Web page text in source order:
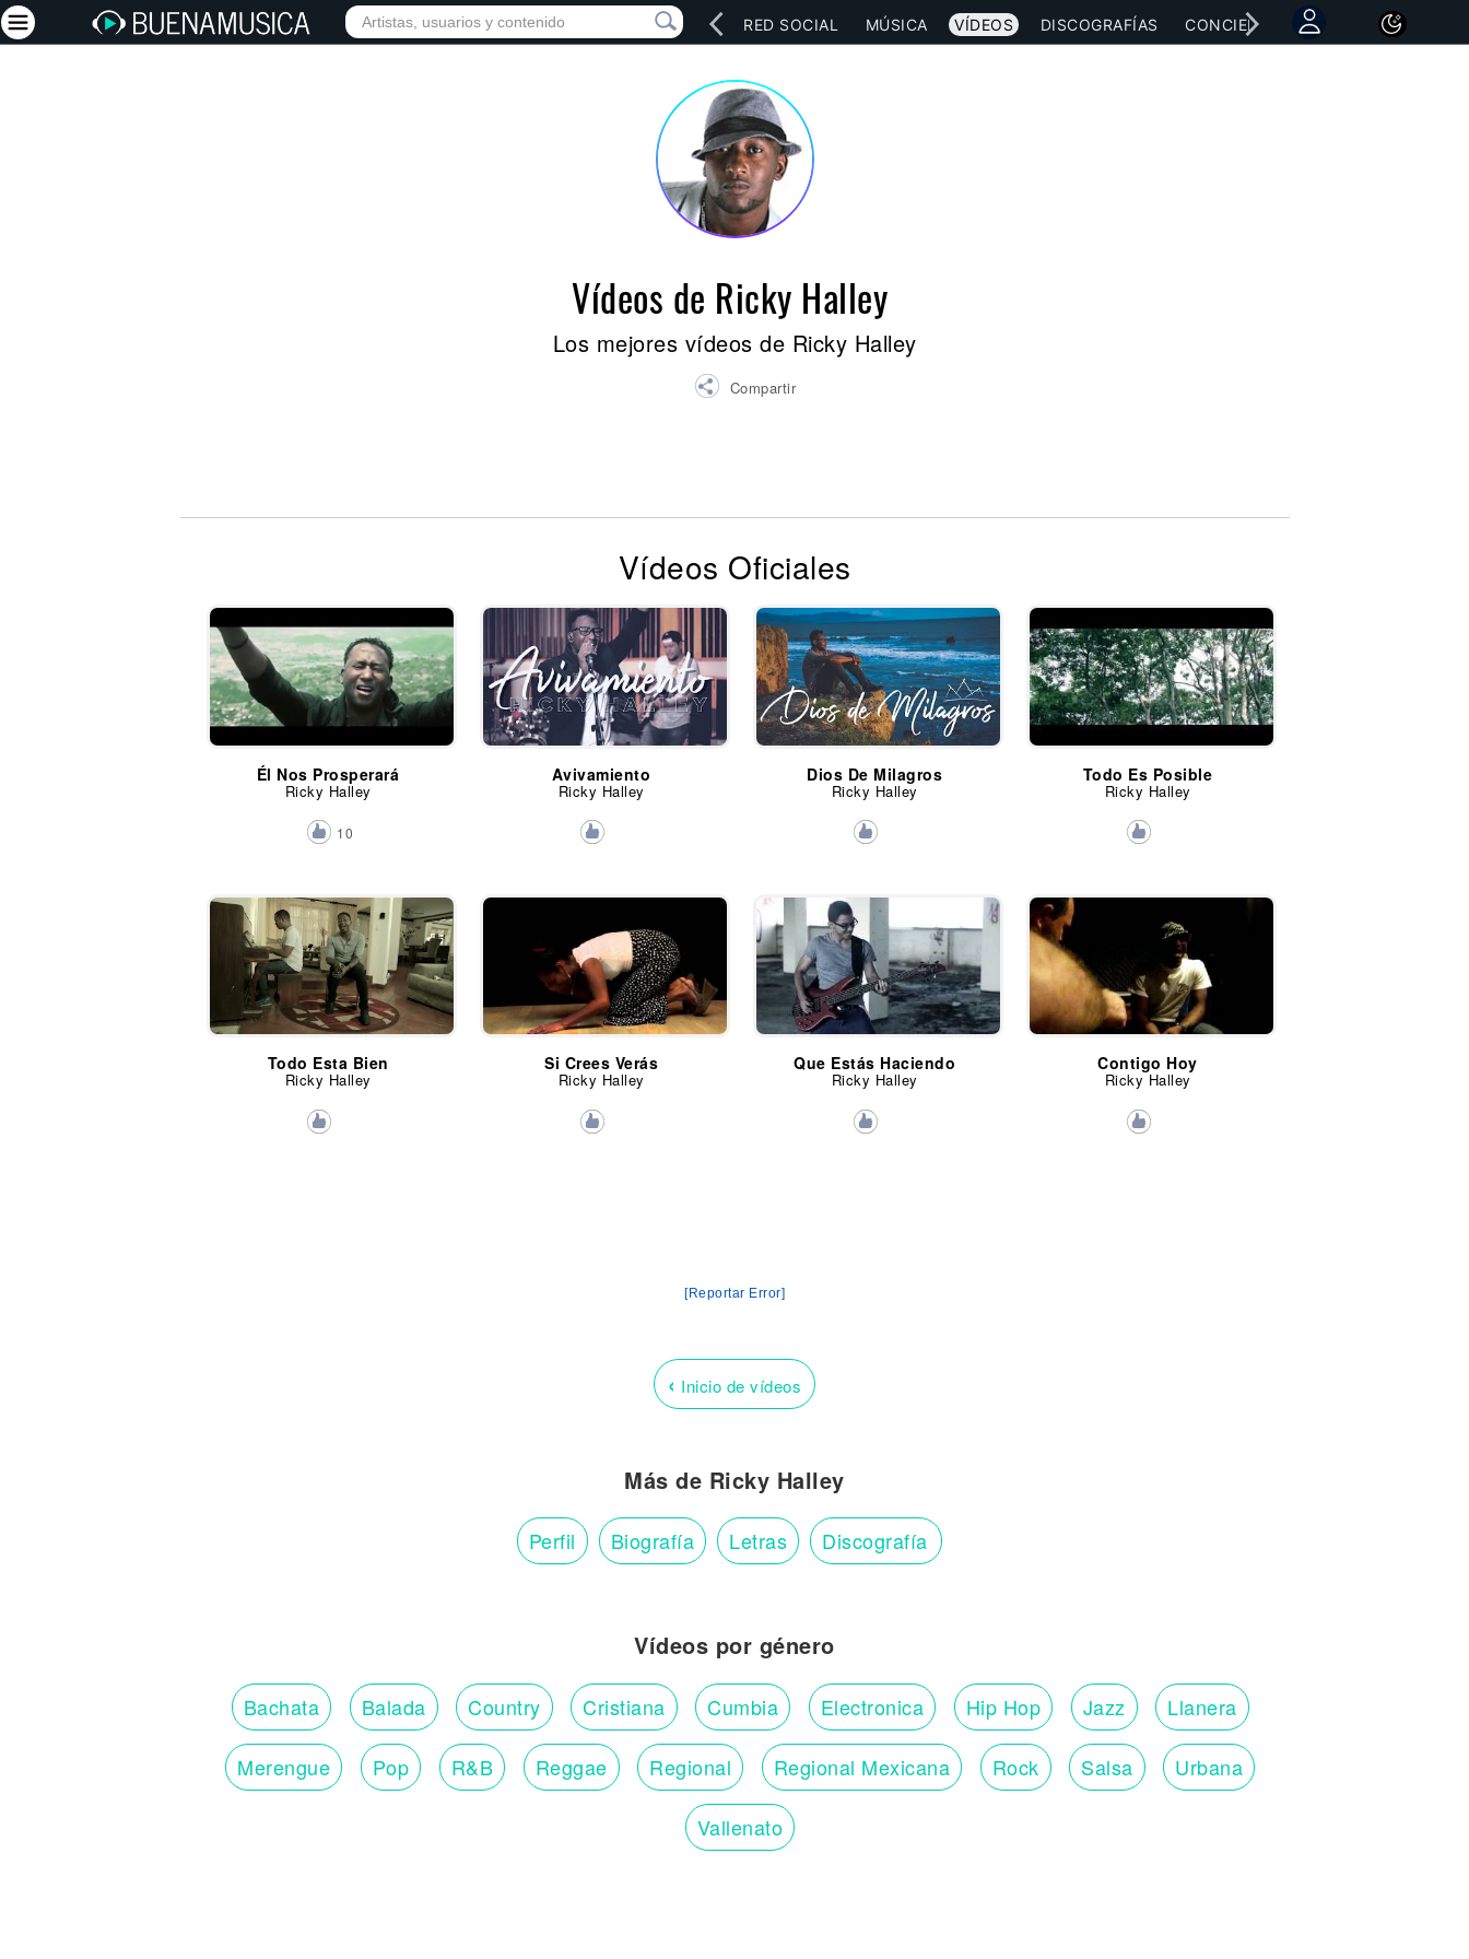
INICIO ARTISTAS RED SOCIAL MÚSICA VÍDEOS DISCOGRAFÍAS CONCIERTOS LETRAS
Vídeos de Ricky Halley
Los mejores vídeos de Ricky Halley
Compartir
Vídeos Oficiales
Él Nos Prosperará
Ricky Halley
10
Avivamiento
Ricky Halley
Dios De Milagros
Ricky Halley
Todo Es Posible
Ricky Halley
Todo Esta Bien
Ricky Halley
Si Crees Verás
Ricky Halley
Que Estás Haciendo
Ricky Halley
Contigo Hoy
Ricky Halley
[Reportar Error]
‹ Inicio de vídeos
Más de Ricky Halley
Perfil Biografía Letras Discografía
Vídeos por género
Bachata Balada Country Cristiana Cumbia Electronica Hip Hop Jazz Llanera
Merengue Pop R&B Reggae Regional Regional Mexicana Rock Salsa Urbana
Vallenato